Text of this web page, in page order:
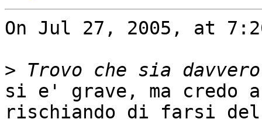
On Jul 27, 2005, at
>
si e' grave, ma credo
rischiando di farsi